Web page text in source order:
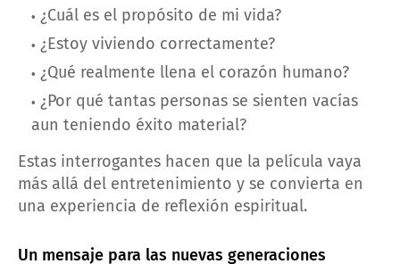
¿Cuál es el propósito de mi vida?
¿Estoy viviendo correctamente?
¿Qué realmente llena el corazón humano?
¿Por qué tantas personas se sienten vacías
aun teniendo éxito material?
Estas interrogantes hacen que la película vaya
más allá del entretenimiento y se convierta en
una experiencia de reflexión espiritual.
Un mensaje para las nuevas generaciones